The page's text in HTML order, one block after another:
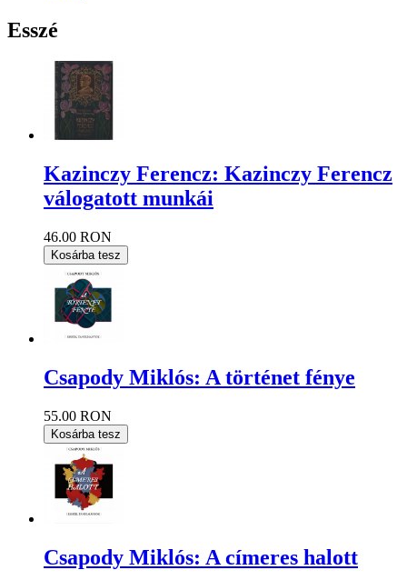
Esszé
Kazinczy Ferencz: Kazinczy Ferencz
válogatott munkái
46.00 RON
Kosárba tesz
Csapody Miklós: A történet fénye
55.00 RON
Kosárba tesz
Csapody Miklós: A címeres halott